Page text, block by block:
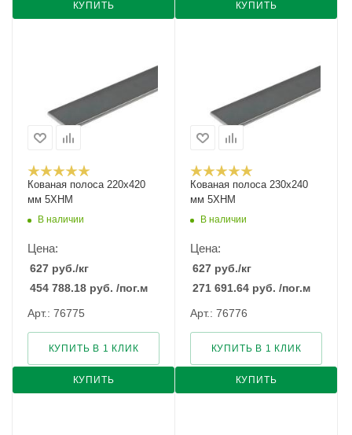
КУПИТЬ КУПИТЬ
Кованая полоса 220x420
мм 5ХНМ
В наличии
Цена:
627 руб./кг
454 788.18 руб. /пог.м
Арт.: 76775
КУПИТЬ
КУПИТЬ В 1 КЛИК
Кованая полоса 230x240
мм 5ХНМ
В наличии
Цена:
627 руб./кг
271 691.64 руб. /пог.м
Арт.: 76776
КУПИТЬ
КУПИТЬ В 1 КЛИК